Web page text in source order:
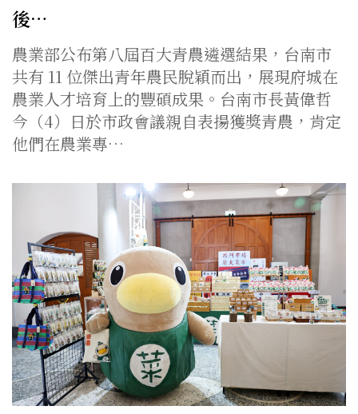
後…
農業部公布第八屆百大青農遴選結果，台南市
共有 11 位傑出青年農民脫穎而出，展現府城在
農業人才培育上的豐碩成果。台南市長黃偉哲
今（4）日於市政會議親自表揚獲獎青農，肯定
他們在農業專…